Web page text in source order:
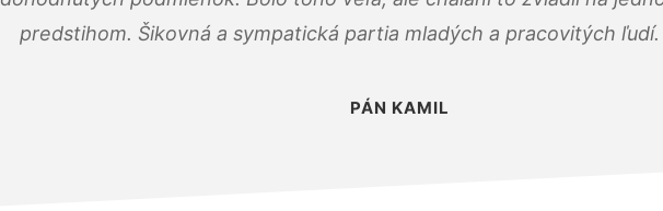
predstihom. Šikovná a sympatická partia mladých a pracovitých ľudí.
PÁN KAMIL